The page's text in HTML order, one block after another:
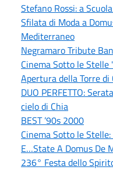
Stefano Rossi: a
Sfilata di Moda a
Mediterraneo
Negramaro Tribute
Cinema Sotto le Stelle
Apertura della Torre di
DUO PERFETTO:
cielo di Chia
BEST ’90s 2000
Cinema Sotto le
E…State A Domus De
236° Festa dello